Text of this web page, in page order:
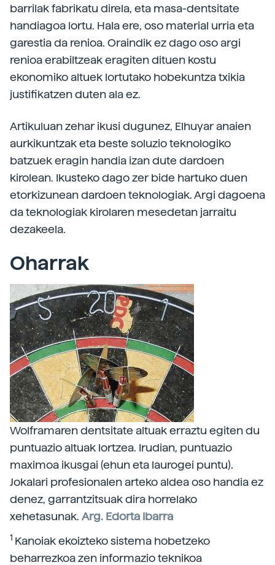
barrilak fabrikatu direla, eta masa-dentsitate
handiagoa lortu. Hala ere, oso material urria eta
garestia da renioa. Oraindik ez dago oso argi
renioa erabiltzeak eragiten dituen kostu
ekonomiko altuek lortutako hobekuntza txikia
justifikatzen duten ala ez.
Artikuluan zehar ikusi dugunez, Elhuyar anaien
aurkikuntzak eta beste soluzio teknologiko
batzuek eragin handia izan dute dardoen
kirolean. Ikusteko dago zer bide hartuko duen
etorkizunean dardoen teknologiak. Argi dagoena
da teknologiak kirolaren mesedetan jarraitu
dezakeela.
Oharrak
Wolframaren dentsitate altuak erraztu egiten du
puntuazio altuak lortzea. Irudian, puntuazio
maximoa ikusgai (ehun eta laurogei puntu).
Jokalari profesionalen arteko aldea oso handia ez
denez, garrantzitsuak dira horrelako
xehetasunak. Arg. Edorta Ibarra
1 Kanoiak ekoizteko sistema hobetzeko
beharrezkoa zen informazio teknikoa